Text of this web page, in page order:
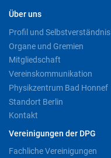
Über uns
Profil und Selbstverständnis
Organe und Gremien
Mitgliedschaft
Vereinskommunikation
Physikzentrum Bad Honnef
Standort Berlin
Kontakt
Vereinigungen der DPG
Fachliche Vereinigungen